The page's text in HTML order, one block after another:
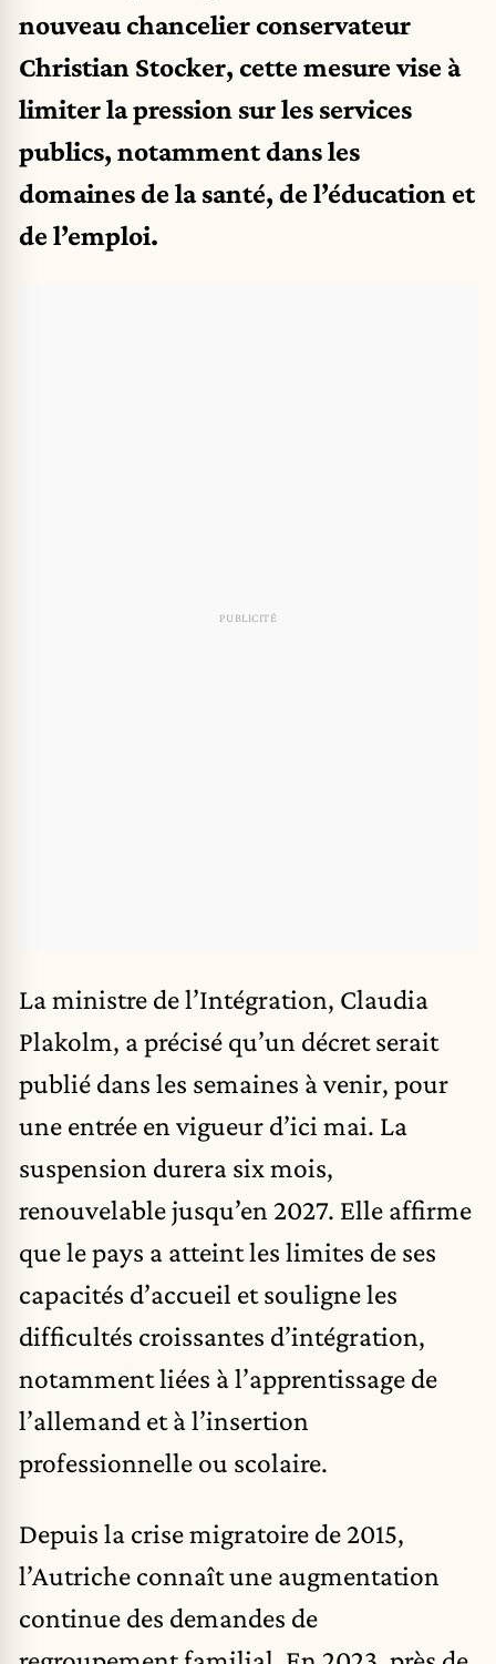
nouveau chancelier conservateur
Christian Stocker, cette mesure vise à
limiter la pression sur les services
publics, notamment dans les
domaines de la santé, de l’éducation et
de l’emploi.
La ministre de l’Intégration, Claudia
Plakolm, a précisé qu’un décret serait
publié dans les semaines à venir, pour
une entrée en vigueur d’ici mai. La
suspension durera six mois,
renouvelable jusqu’en 2027. Elle affirme
que le pays a atteint les limites de ses
capacités d’accueil et souligne les
difficultés croissantes d’intégration,
notamment liées à l’apprentissage de
l’allemand et à l’insertion
professionnelle ou scolaire.
Depuis la crise migratoire de 2015,
l’Autriche connaît une augmentation
continue des demandes de